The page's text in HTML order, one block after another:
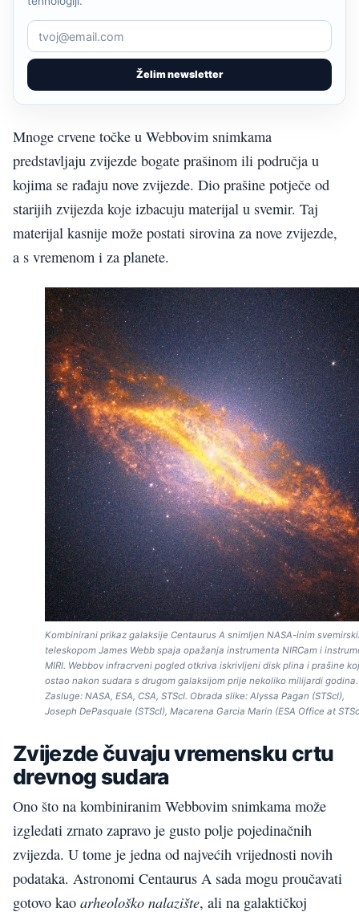
Želim newsletter
Mnoge crvene točke u Webbovim snimkama
predstavljaju zvijezde bogate prašinom ili područja u
kojima se rađaju nove zvijezde. Dio prašine potječe od
starijih zvijezda koje izbacuju materijal u svemir. Taj
materijal kasnije može postati sirovina za nove zvijezde,
a s vremenom i za planete.
Kombinirani prikaz galaksije Centaurus A snimljen NASA-inim
teleskopom James Webb spaja opažanja instrumenta NIRCam i
MIRI. Webbov infracrveni pogled otkriva iskrivljeni disk plina i prašine
ostao nakon sudara s drugom galaksijom prije nekoliko milijardi godina.
Zasluge: NASA, ESA, CSA, STScI. Obrada slike: Alyssa Pagan (STScI),
Joseph DePasquale (STScI), Macarena Garcia Marin (ESA Office at
Zvijezde čuvaju vremensku crtu
drevnog sudara
Ono što na kombiniranim Webbovim snimkama može
izgledati zrnato zapravo je gusto polje pojedinačnih
zvijezda. U tome je jedna od najvećih vrijednosti novih
podataka. Astronomi Centaurus A sada mogu proučavati
gotovo kao arheološko nalazište, ali na galaktičkoj